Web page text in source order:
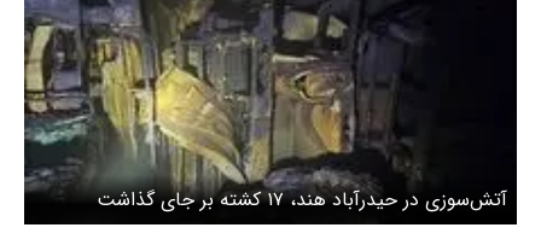
آتش‌سوزی در حیدرآباد هند، ۱۷ کشته بر جای گذاشت